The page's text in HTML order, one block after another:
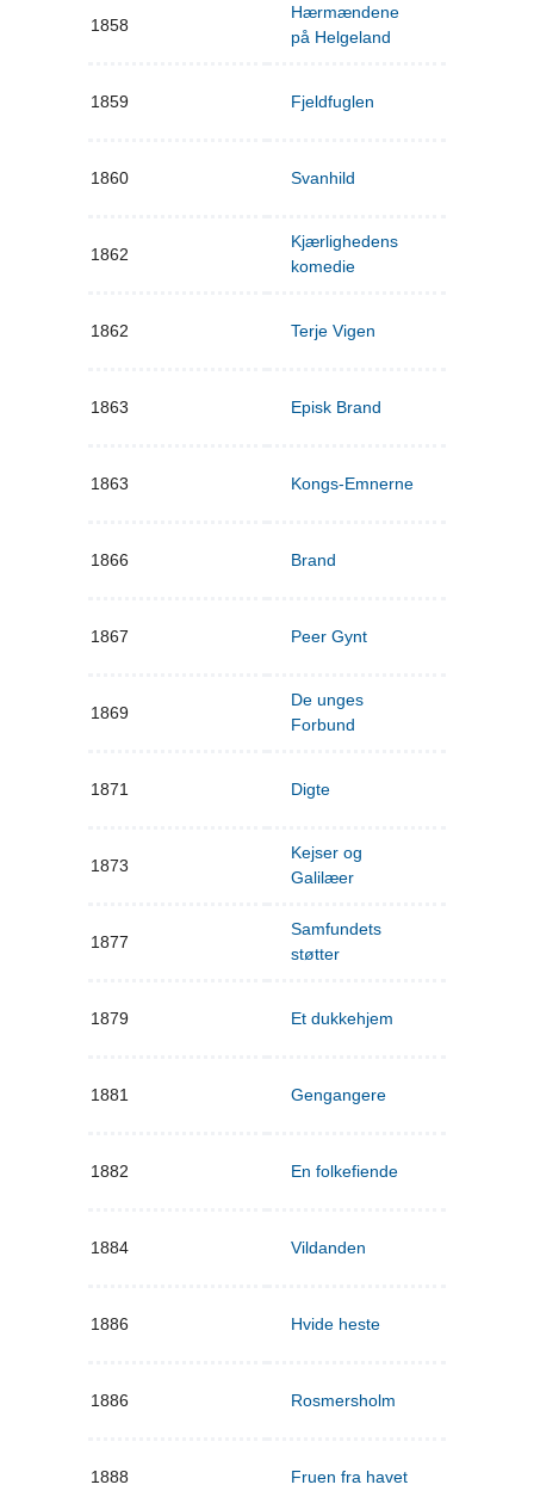
1858
Hærmændene
på Helgeland
1859 Fjeldfuglen
1860 Svanhild
1862
Kjærlighedens
komedie
1862 Terje Vigen
1863 Episk Brand
1863 Kongs-Emnerne
1866 Brand
1867 Peer Gynt
1869
De unges
Forbund
1871 Digte
1873
Kejser og
Galilæer
1877
Samfundets
støtter
1879 Et dukkehjem
1881 Gengangere
1882 En folkefiende
1884 Vildanden
1886 Hvide heste
1886 Rosmersholm
1888 Fruen fra havet